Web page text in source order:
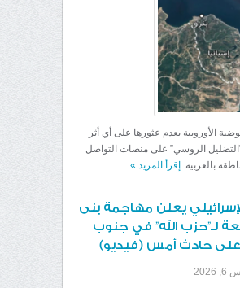
الأوروبية بعدم عثورها على أي أثر
الروسي” على منصات التواصل
بالعربية. إقرأ المزيد »
يعلن مهاجمة بنى
لـ”حزب الله” في جنوب
على حادث أمس (فيديو)